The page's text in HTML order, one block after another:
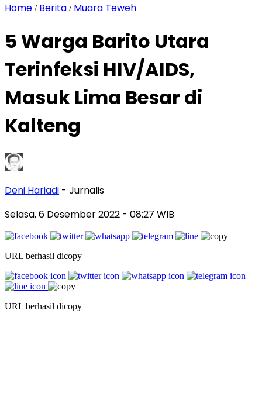
Home / Berita / Muara Teweh
5 Warga Barito Utara
Terinfeksi HIV/AIDS,
Masuk Lima Besar di
Kalteng
Deni Hariadi - Jurnalis
Selasa, 6 Desember 2022 - 08:27 WIB
URL berhasil dicopy
URL berhasil dicopy